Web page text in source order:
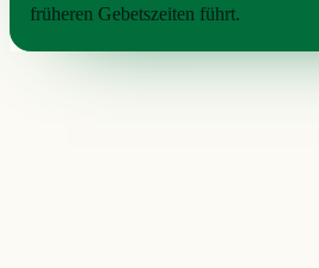
früheren Gebetszeiten führt.